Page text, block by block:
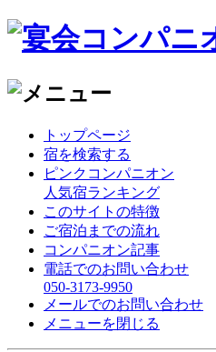
トップページ
宿を検索する
ピンクコンパニオン
人気宿ランキング
このサイトの特徴
ご宿泊までの流れ
コンパニオン記事
電話でのお問い合わせ
050-3173-9950
メールでのお問い合わせ
メニューを閉じる